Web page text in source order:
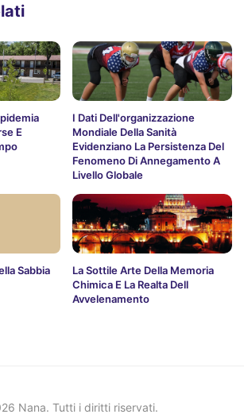
E
I Dati Dell'organizzazione
Mondiale Della Sanità
Evidenziano La Persistenza Del
Fenomeno Di Annegamento A
Livello Globale
Sabbia
La Sottile Arte Della Memoria
Chimica E La Realta Dell
Avvelenamento
Nana. Tutti i diritti riservati.